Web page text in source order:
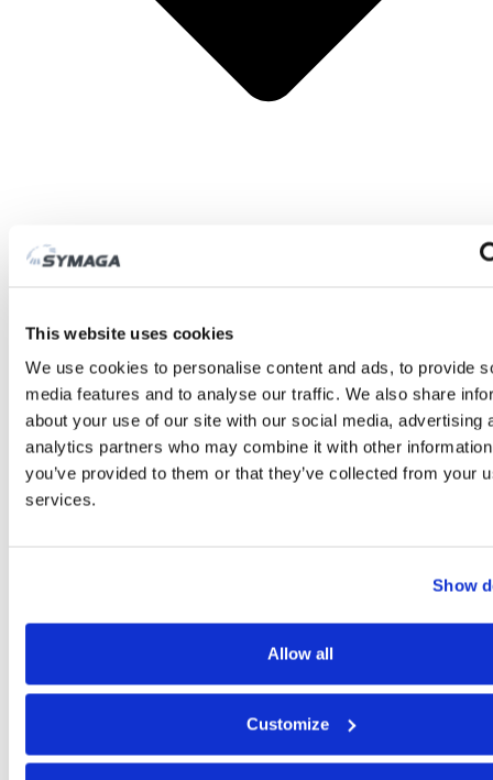
This website uses cookies
We use cookies to personalise content and ads, to provide
media features and to analyse our traffic. We also share
about your use of our site with our social media, advertising
analytics partners who may combine it with other
you’ve provided to them or that they’ve collected from your
services.
Show
Allow all
Customize
Силос с плоским дном
Силосы с металлической воронкой
Силосы для зазгрузки
Силоса для разгрузки в массе
Силосов для внутреннего применения
Фермерские силоса
Система распределения спирального корма
Монтаж